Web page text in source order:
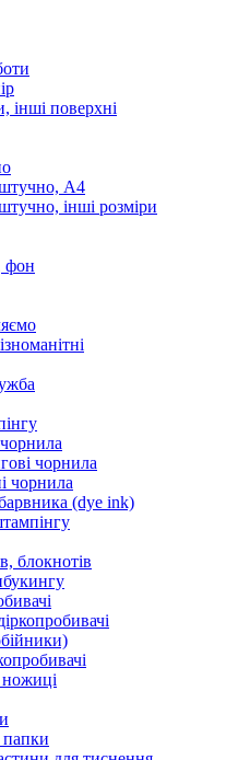
інші поверхні
А4
інші розміри
фон
чорнила
чорнила
(dye ink)
блокнотів